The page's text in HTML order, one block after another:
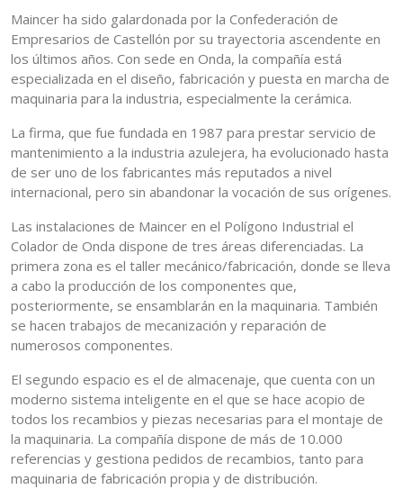
Maincer ha sido galardonada por la Confederación de
Empresarios de Castellón por su trayectoria ascendente en
los últimos años. Con sede en Onda, la compañía está
especializada en el diseño, fabricación y puesta en marcha de
maquinaria para la industria, especialmente la cerámica.
La firma, que fue fundada en 1987 para prestar servicio de
mantenimiento a la industria azulejera, ha evolucionado hasta
de ser uno de los fabricantes más reputados a nivel
internacional, pero sin abandonar la vocación de sus orígenes.
Las instalaciones de Maincer en el Polígono Industrial el
Colador de Onda dispone de tres áreas diferenciadas. La
primera zona es el taller mecánico/fabricación, donde se lleva
a cabo la producción de los componentes que,
posteriormente, se ensamblarán en la maquinaria. También
se hacen trabajos de mecanización y reparación de
numerosos componentes.
El segundo espacio es el de almacenaje, que cuenta con un
moderno sistema inteligente en el que se hace acopio de
todos los recambios y piezas necesarias para el montaje de
la maquinaria. La compañía dispone de más de 10.000
referencias y gestiona pedidos de recambios, tanto para
maquinaria de fabricación propia y de distribución.